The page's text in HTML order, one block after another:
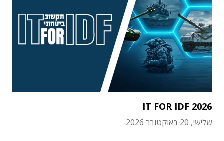
IT FOR IDF 2026
שלישי, 20 באוקטובר 2026